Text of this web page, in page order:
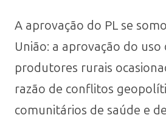
A aprovação do PL se
União: a aprovação do
produtores rurais
razão de conflitos
comunitários de saúde e